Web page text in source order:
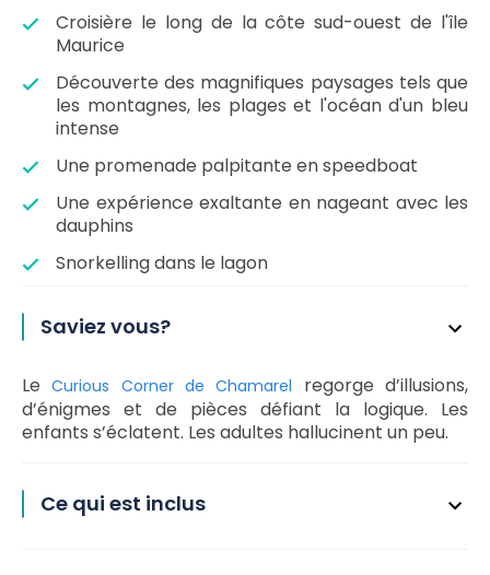
Croisière le long de la côte sud-ouest de l'île
Maurice
Découverte des magnifiques paysages tels que
les montagnes, les plages et l'océan d'un bleu
intense
Une promenade palpitante en speedboat
Une expérience exaltante en nageant avec les
dauphins
Snorkelling dans le lagon
Saviez vous?
LeCurious Corner de Chamarel regorge d’illusions,
d’énigmes et de pièces défiant la logique. Les
enfants s’éclatent. Les adultes hallucinent un peu.
Ce qui est inclus